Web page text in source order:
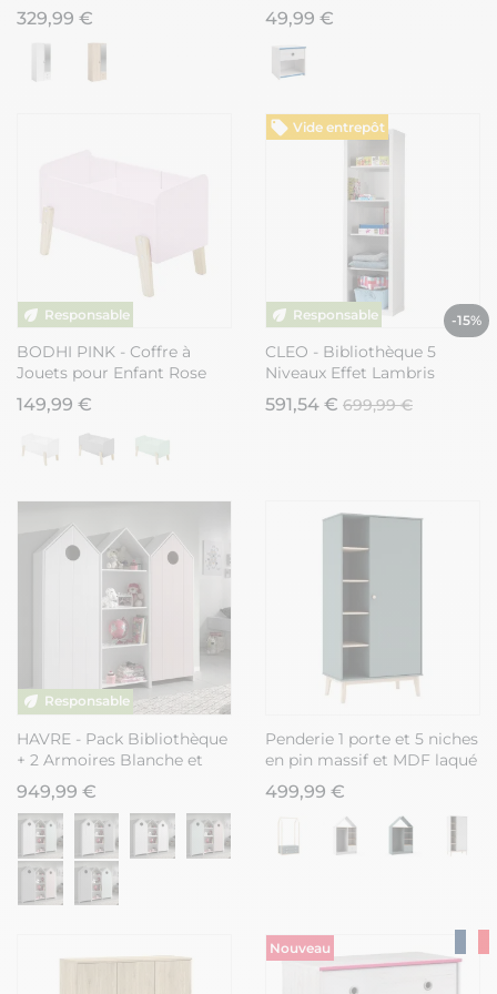
encadrement blanc -
AMAEL
329,99 € en façade - MISYLIA
49,99 €
BODHI PINK - Coffre à
Jouets pour Enfant Rose
149,99 €
Vide entrepôt
-15%
CLEO - Bibliothèque 5
Niveaux Effet Lambris
Blanc Laqué
591,54 € 699,99 €
HAVRE - Pack Bibliothèque
+ 2 Armoires Blanche et
Rose
949,99 €
Penderie 1 porte et 5 niches
en pin massif et MDF laqué
vert kaki et naturel - KAINA
499,99 €
Nouveau